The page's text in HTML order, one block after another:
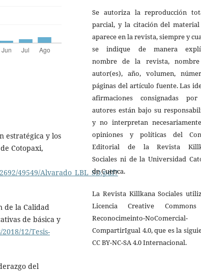
estratégica y los
Cotopaxi,
49549/Alvarado_LBL_SD.pdf?
de la Calidad
de básica y
12/Tesis-
del
Se autoriza la reproducción
parcial, y la citación del
aparece en la revista, siempre y
se indique de manera
nombre de la revista,
autor(es), año, volumen,
páginas del artículo fuente. Las
afirmaciones consignadas
autores están bajo su
y no interpretan
opiniones y políticas del
Editorial de la Revista
Sociales ni de la Universidad
de Cuenca.
La Revista Killkana Sociales
Licencia Creative
Reconocimeinto-NoComercial-
CompartirIgual 4.0, que es la
CC BY-NC-SA 4.0 Internacional.